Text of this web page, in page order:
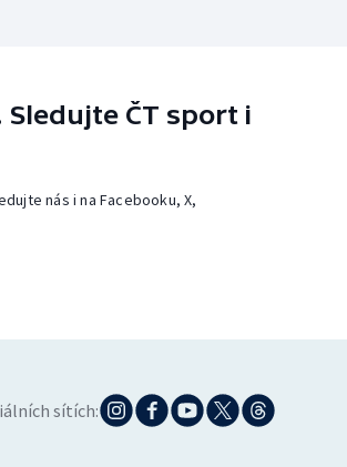
ČT sport i
nás i na Facebooku, X,
sítích: